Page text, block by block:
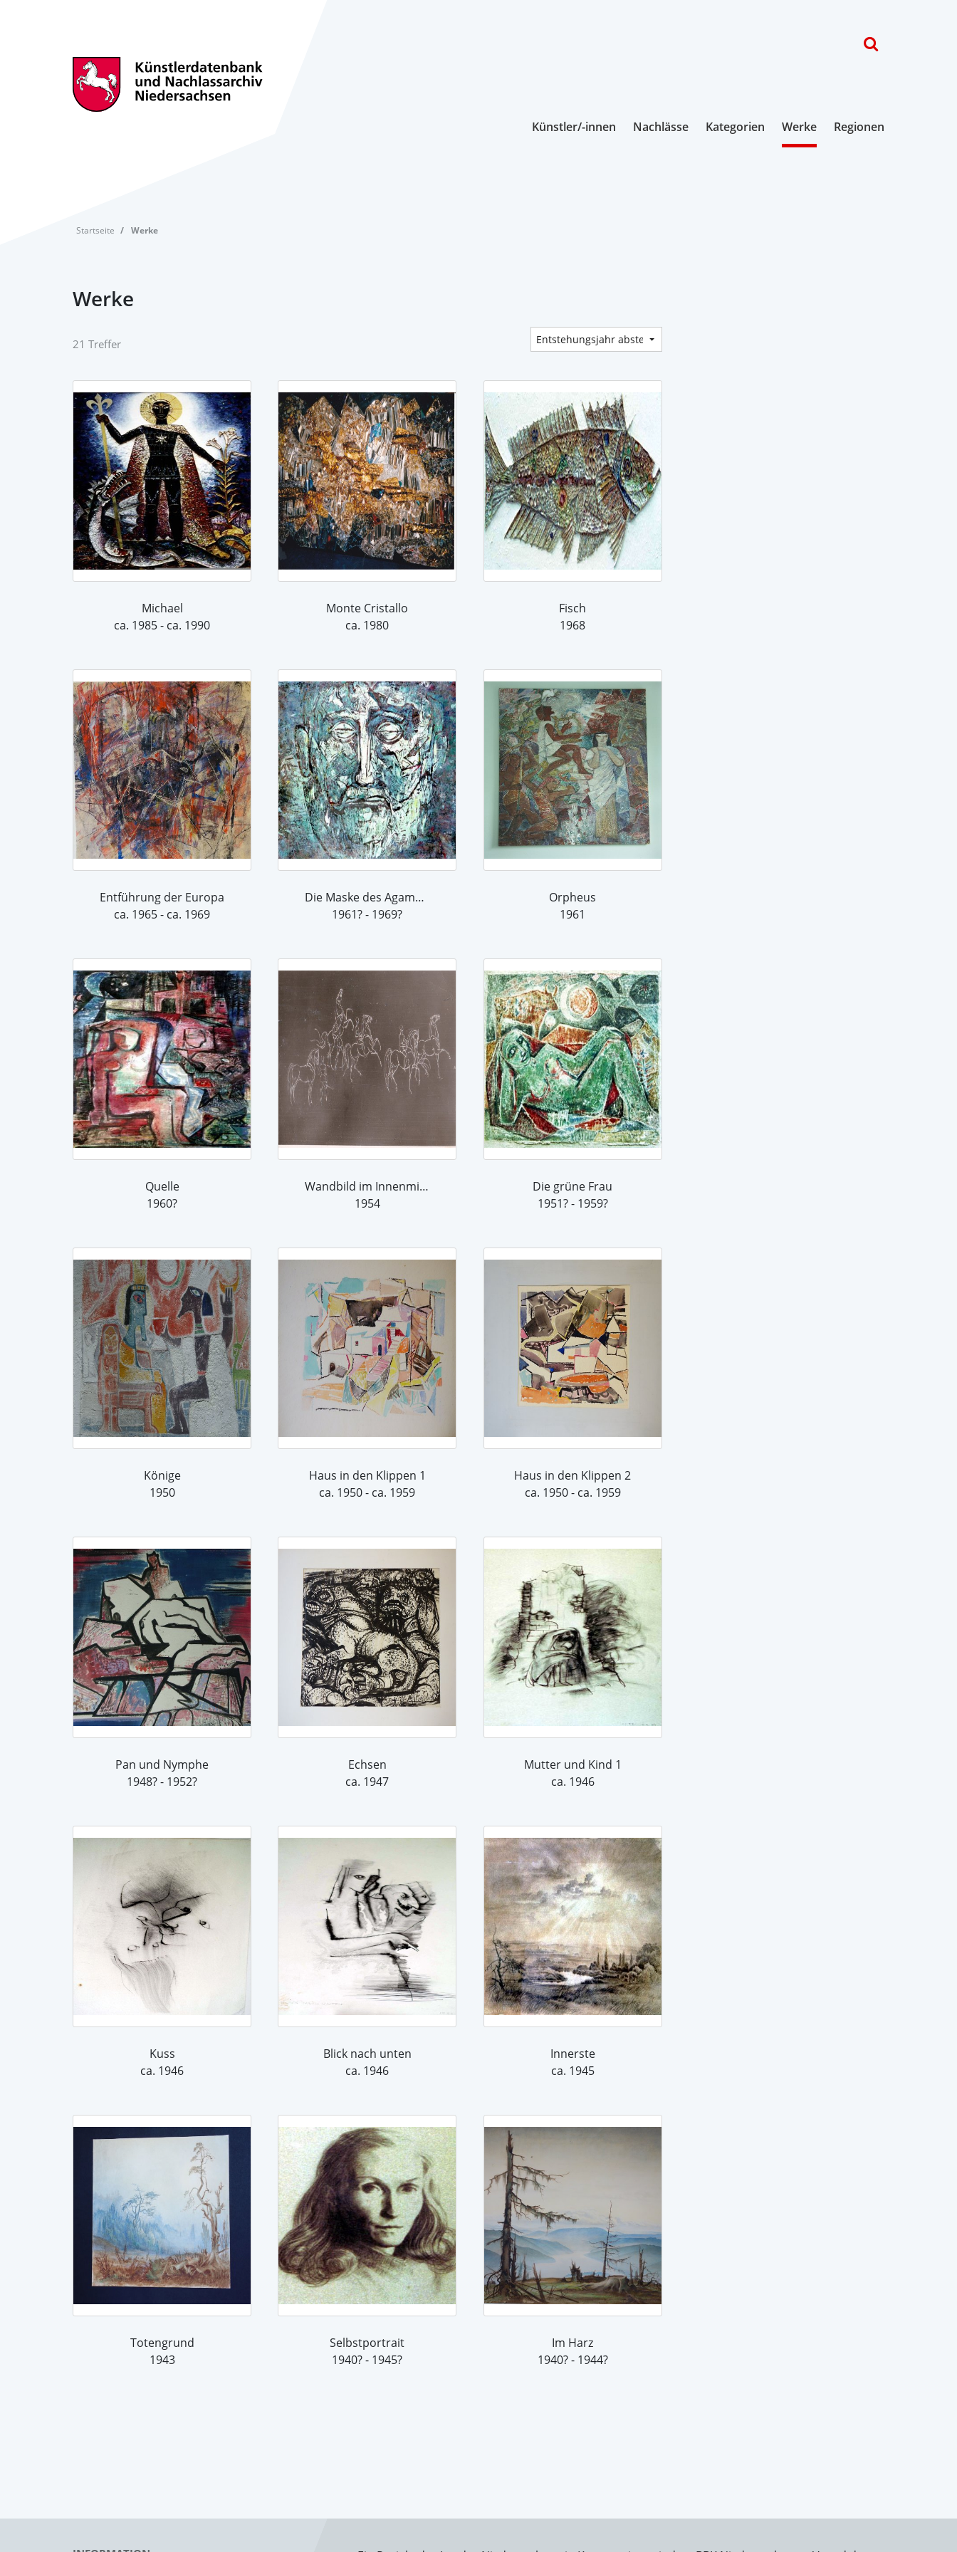
Künstler/-innen Nachlässe Kategorien Werke Regionen
Startseite Werke
Werke
21 Treffer
Michael
ca. 1985 - ca. 1990
Monte Cristallo
ca. 1980
Fisch
1968
Entführung der Europa
ca. 1965 - ca. 1969
Die Maske des Agamemnon
1961? - 1969?
Orpheus
1961
Quelle
1960?
Wandbild im Innenministerium
1954
Die grüne Frau
1951? - 1959?
Könige
1950
Haus in den Klippen 1
ca. 1950 - ca. 1959
Haus in den Klippen 2
ca. 1950 - ca. 1959
Pan und Nymphe
1948? - 1952?
Echsen
ca. 1947
Mutter und Kind 1
ca. 1946
Kuss
ca. 1946
Blick nach unten
ca. 1946
Innerste
ca. 1945
Totengrund
1943
Selbstportrait
1940? - 1945?
Im Harz
1940? - 1944?